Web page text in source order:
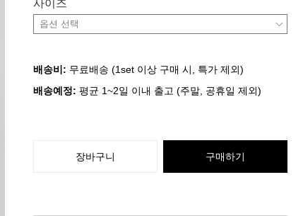
사이즈
배송비: 무료배송 (1set 이상 구매 시, 특가 제외)
배송예정: 평균 1~2일 이내 출고 (주말, 공휴일 제외)
장바구니 구매하기